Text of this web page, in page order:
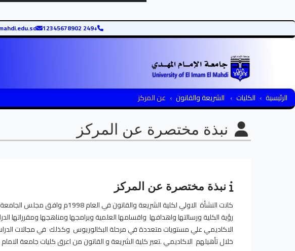
+249 12345678902
الرئيسية الكليات الشريعة والقانون عن المركز
نبذة مختصرة عن المركز
نبذة مختصرة عن المركز
كانت النشأة الاولي لكلية الشريعة
رؤية الكلية ورسالتها واهدافها واقسامها العلمية وبرامجها ومناهجها ومقرراتها
الاكاديمي علي مستويات متعددة في مرحلة البكالوريوس وكذلك في مجالات
خلال تأهيلهم الاكاديمي .تعبر كلية الشريعة و القانون من اعرق كليات جامعة